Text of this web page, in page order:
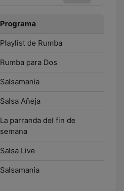
Programa
Playlist de Rumba
Rumba para Dos
Salsamania
Salsa Añeja
La parranda del fin de
semana
Salsa Live
Salsamania